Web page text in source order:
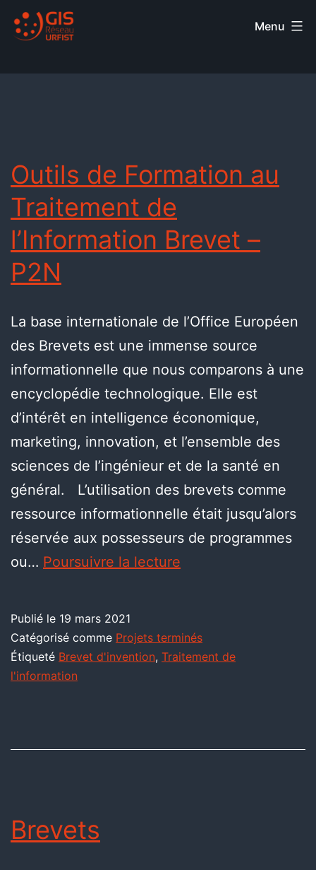
Menu
Outils de Formation au
Traitement de
l’Information Brevet –
P2N
La base internationale de l’Office Européen
des Brevets est une immense source
informationnelle que nous comparons à une
encyclopédie technologique. Elle est
d’intérêt en intelligence économique,
marketing, innovation, et l’ensemble des
sciences de l’ingénieur et de la santé en
général. L’utilisation des brevets comme
ressource informationnelle était jusqu’alors
réservée aux possesseurs de programmes
ou… Poursuivre la lecture
Publié le 19 mars 2021
Catégorisé comme Projets terminés
Étiqueté Brevet d'invention, Traitement de
l'information
Brevets